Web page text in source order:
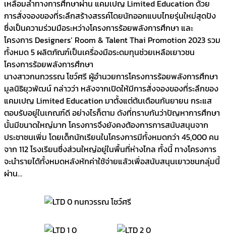
เหลื่อมล้ำทางการศึกษาผ่าน แคมเปญ Limited Education ด้วย
การสั่งจองของที่ระลึกสร้างสรรค์โดยนักออกแบบไทยรุ่นใหม่สุดปัง
ซึ่งเป็นความร่วมมือระหว่างโครงการร้อยพลังการศึกษา และ
โครงการ Designers’ Room & Talent Thai Promotion 2023 รวม
ทั้งหมด 5 ผลิตภัณฑ์เป็นเครื่องมือระดมทุนช่วยเหลือเยาวชน
โครงการร้อยพลังการศึกษา
นางสาวกนกวรรณ โชว์ศรี ผู้อำนวยการโครงการร้อยพลังการศึกษา
มูลนิธิยุวพัฒน์ กล่าวว่า หลังจากเปิดให้มีการสั่งจองของที่ระลึกของ
แคมเปญ Limited Education มาตั้งแต่ต้นเดือนกันยายน กระแส
ตอบรับอยู่ในเกณฑ์ดี อย่างไรก็ตาม ดังที่ทราบกันว่าปัญหาการศึกษา
นั้นมีขนาดใหญ่มาก โครงการจึงยังคงต้องการการสนับสนุนจาก
ประชาชนเพิ่ม โดยเด็กนักเรียนในโครงการมีทั้งหมดกว่า 45,000 คน
จาก 112 โรงเรียนซึ่งส่วนใหญ่อยู่ในพื้นที่ห่างไกล ทั้งนี้ ทางโครงการ
จะนำรายได้ทั้งหมดหลังหักค่าใช้จ่ายแล้วเพื่อสนับสนุนเยาวชนกลุ่มนี้
ผ่าน…